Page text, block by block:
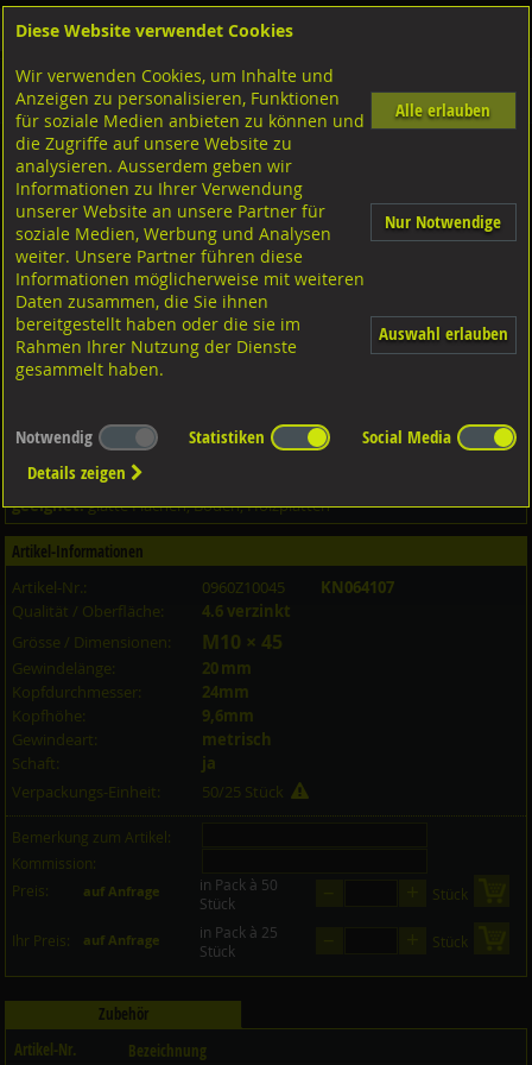
Shop Schrauben Diverse Schrauben
M-Gewinde
Diverse Ausführungen M-GewindeRippenschrauben Stahl verzinkt
Rippenschrauben mit Sechskantmuttern 0,8 d, DIN25195
4.6 verzinkt M10x45/20
geeignet:glatte Flächen, Boden, Holzplatten
Artikel-Informationen
Artikel-Nr.:
0960Z10045
KN064107
Qualität / Oberfläche:
4.6 verzinkt
Grösse / Dimensionen:
M10 × 45
Gewindelänge:
20 mm
Kopfdurchmesser:
24mm
Kopfhöhe:
9,6mm
Gewindeart:
metrisch
Schaft:
ja
Verpackungs-Einheit:
50/25 Stück
Bemerkung zum Artikel:
Kommission:
Preis:
auf Anfrage
in Pack à 50
Stück
Stück
Ihr Preis: auf Anfrage
in Pack à 25
Stück
Stück
Zubehör
Artikel-Nr.
Bezeichnung
Diese Website verwendet Cookies
Wir verwenden Cookies, um Inhalte und
Anzeigen zu personalisieren, Funktionen
für soziale Medien anbieten zu können und
die Zugriffe auf unsere Website zu
analysieren. Ausserdem geben wir
Informationen zu Ihrer Verwendung
unserer Website an unsere Partner für
soziale Medien, Werbung und Analysen
weiter. Unsere Partner führen diese
Informationen möglicherweise mit weiteren
Daten zusammen, die Sie ihnen
bereitgestellt haben oder die sie im
Rahmen Ihrer Nutzung der Dienste
gesammelt haben.
Alle erlauben
Nur Notwendige
Auswahl erlauben
Notwendig Statistiken
Social Media
Details zeigen